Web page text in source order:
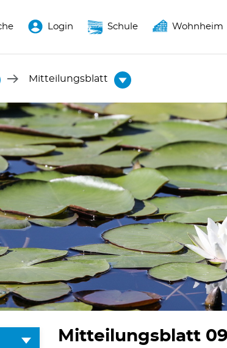
Login Schule Wohnheim
Mitteilungsblatt
Mitteilungsblatt